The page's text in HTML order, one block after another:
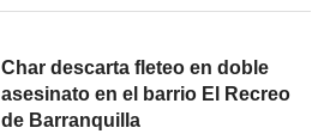
Char descarta fleteo en doble
asesinato en el barrio El Recreo
de Barranquilla